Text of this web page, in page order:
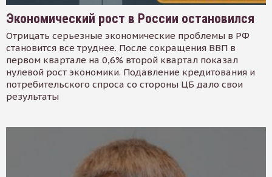
Экономический рост в России остановился
Отрицать серьезные экономические проблемы в РФ
становится все труднее. После сокращения ВВП в
первом квартале на 0,6% второй квартал показал
нулевой рост экономики. Подавление кредитования и
потребительского спроса со стороны ЦБ дало свои
результаты